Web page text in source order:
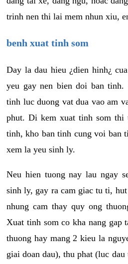
trinh nen thi lai mem nhun xiu,
benh xuat tinh som
Day la dau hieu ¿dien hinh¿
yeu gay nen bien doi ban
tinh luc duong vat dua vao am
phut. Di kem xuat tinh som thi
tinh, kho ban tinh cung voi ban
xem la yeu sinh ly.
Neu hien tuong nay lau ngay
sinh ly, gay ra cam giac tu ti,
nhung cam thay quy ong
Xuat tinh som co kha nang gap
thuong hay mang 2 kieu la
giai doan dau), thu phat (luc